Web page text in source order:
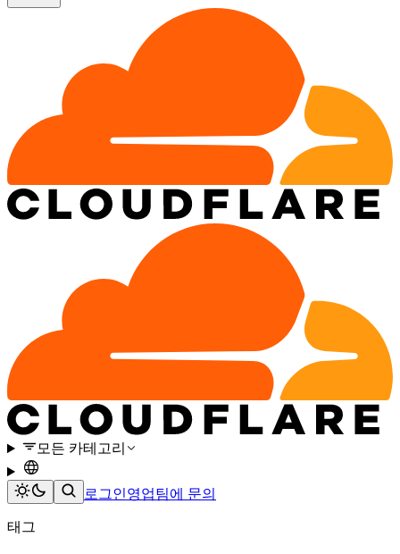
모든 카테고리
로그인영업팀에 문의
태그